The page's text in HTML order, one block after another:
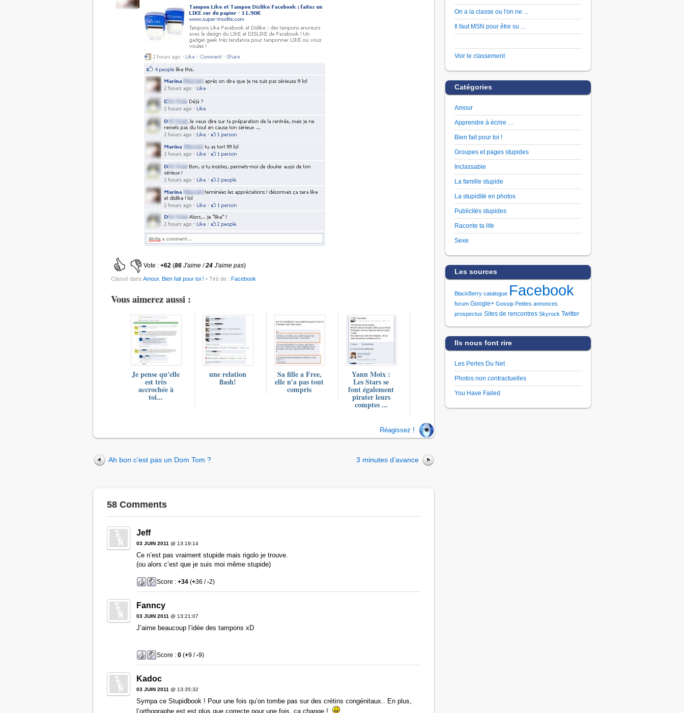
Vote : +62 (86 J'aime /24 J'aime pas)
Classé dans Amour, Bien fait pour toi ! • Tiré de : Facebook
Vous aimerez aussi :
Je pense qu'elle
est très
accrochée à
toi...
une relation
flash!
Sa fille a Free,
elle n'a pas tout
compris
Yann Moix :
Les Stars se
font également
pirater leurs
comptes ...
Réagissez !
Ah bon c’est pas un Dom Tom ? 3 minutes d’avance
58 Comments
Jeff
03 JUIN 2011 @ 13:19:14
Ce n’est pas vraiment stupide mais rigolo je trouve.
(ou alors c’est que je suis moi même stupide)
Score : +34(+36 /-2)
Fanncy
03 JUIN 2011@ 13:21:07
J’aime beaucoup l’idée des tampons xD
Score : 0(+9 /-9)
Kadoc
03 JUIN 2011 @ 13:35:32
Sympa ce Stupidbook ! Pour une fois qu’on tombe pas sur des crétins congénitaux.. En plus,
l’orthographe est est plus que correcte pour une fois, ça change !
On a la classe ou l'on ne ...
Il faut MSN pour être su ...
Voir le classement
Catégories
Amour
Apprendre à écrire …
Bien fait pour toi !
Groupes et pages stupides
Inclassable
La famille stupide
La stupidité en photos
Publicités stupides
Raconte ta life
Sexe
Les sources
BlackBerry catalogue Facebook
forum Google+ Gossip Petites annonces
prospectus Sites de rencontres Skyrock Twitter
Ils nous font rire
Les Perles Du Net
Photos non contractuelles
You Have Failed